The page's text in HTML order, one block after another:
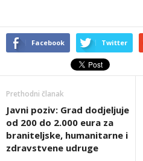
Facebook Twitter
Prethodni članak
Javni poziv: Grad dodjeljuje
od 200 do 2.000 eura za
braniteljske, humanitarne i
zdravstvene udruge